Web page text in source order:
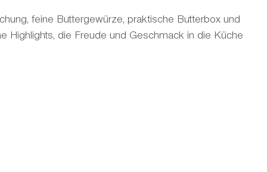
feine Buttergewürze, praktische Butterbox und
Highlights, die Freude und Geschmack in die Küche